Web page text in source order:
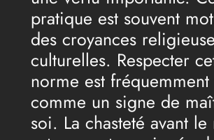
pratique est souvent
des croyances
culturelles. Respecter
norme est fréquemment
comme un signe de
soi. La chasteté avant